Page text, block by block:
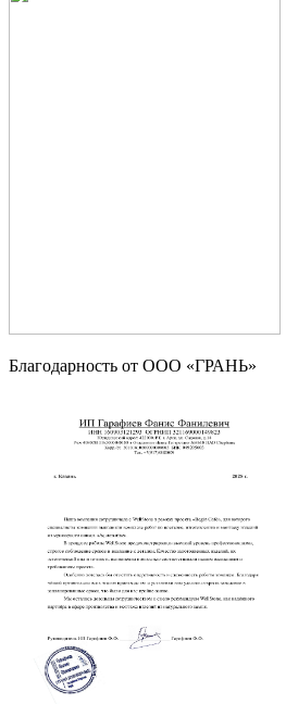
Благодарность от OOO «ГРАНЬ»